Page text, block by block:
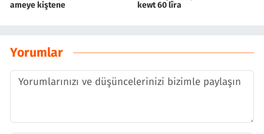
ameye kiştene
kewt 60 lîra
Yorumlar